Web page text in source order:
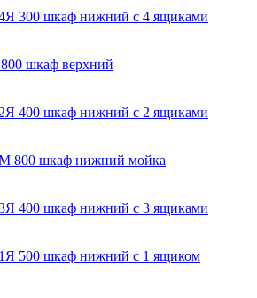
300 шкаф нижний с 4 ящиками
шкаф верхний
400 шкаф нижний с 2 ящиками
800 шкаф нижний мойка
400 шкаф нижний с 3 ящиками
500 шкаф нижний с 1 ящиком